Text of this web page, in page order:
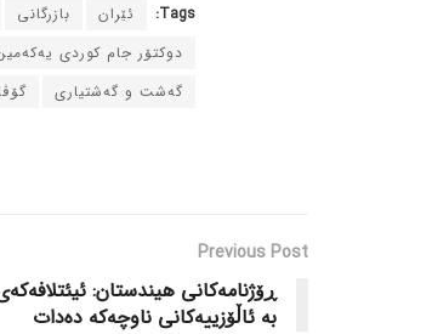
Tags: ئێران بازرگانی
دوکتۆر جام کوردی
گه‌شت و گه‌شتیاری
Previous Post
ڕۆژنامه‌کانی هیندستان:
به‌ ئاڵۆزییه‌کانی ناوچه‌که‌ ده‌دات